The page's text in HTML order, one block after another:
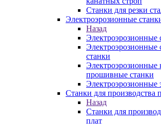
Станки для резки
Электроэрозионные
Назад
Электроэрозионные
Электроэрозионные
станки
Электроэрозионные
прошивные станки
Электроэрозионные
Станки для производства
Назад
Станки для
плат